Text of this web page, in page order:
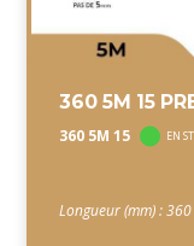
360 5M 15
360 5M 15 EN
Longueur (mm) : 360